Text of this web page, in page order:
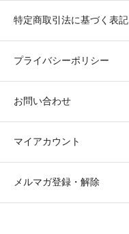
特定商取引法に基づく表記
プライバシーポリシー
お問い合わせ
マイアカウント
メルマガ登録・解除